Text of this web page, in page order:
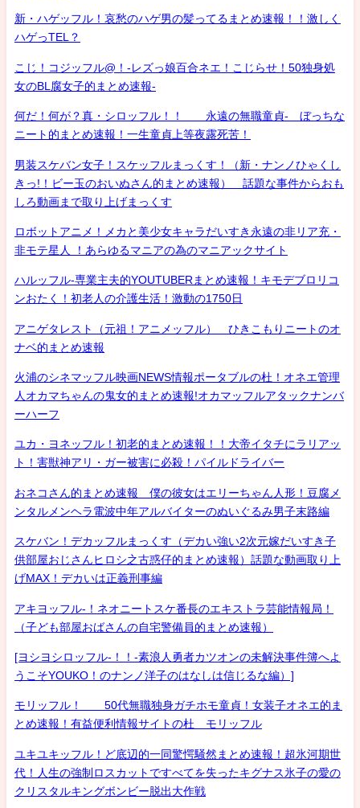
新・ハゲッフル！哀愁のハゲ男の髪ってるまとめ速報！！激しく
ハゲっTEL？
こじ！コジッフル@！-レズっ娘百合ネエ！こじらせ！50独身処
女のBL腐女子的まとめ速報-
何だ！何が？真・シロッフル！！ 永遠の無職童貞- ぼっちな
ニート的まとめ速報！一生童貞上等夜露死苦！
男装スケバン女子！スケッフルまっくす！（新・ナンノひゃくし
きっ!！ビー玉のおいぬさん的まとめ速報） 話題な事件からおも
しろ動画まで取り上げまっくす
ロボットアニメ！メカと美少女キャラだいすき永遠の非リア充・
非モテ星人 ！あらゆるマニアの為のマニアックサイト
ハルッフル-専業主夫的YOUTUBERまとめ速報！キモデブロリコ
ンおたく！初老人の介護生活！激動の1750日
アニゲタレスト（元祖！アニメッフル） ひきこもりニートのオ
ナベ的まとめ速報
火浦のシネマッフル映画NEWS情報ポータブルの杜！オネエ管理
人オカマちゃんの鬼女的まとめ速報!オカマッフルアタックナンバ
ーハーフ
ユカ・ヨネッフル！初老的まとめ速報！！大帝イタチにラリアッ
ト！害獣神アリ・ガー被害に必殺！パイルドライバー
おネコさん的まとめ速報 僕の彼女はエリーちゃん人形！豆腐メ
ンタルメンヘラ電波中年アルバイターのぬいぐるみ男子末路編
スケバン！デカッフルまっくす（デカい強い2次元嫁だいすき子
供部屋おじさんヒロシ之古惑仔的まとめ速報）話題な動画取り上
げMAX！デカいは正義刑事編
アキヨッフル-！ネオニートスケ番長のエキストラ芸能情報局！
（子ども部屋おばさんの自宅警備員的まとめ速報）
[ヨシヨシロッフル-！！-素浪人勇者カツオンの未解決事件簿へよ
うこそYOUKO！のナンノ洋子のはなしは信じるな編）]
モリッフル！ 50代無職独身ガチホモ童貞！女装子オネエ的ま
とめ速報！有益便利情報サイトの杜 モリッフル
ユキユキッフル！ど底辺的一同驚愕騒然まとめ速報！超氷河期世
代！人生の強制ロスカットですべてを失ったキグナス氷子の愛の
クリスタルキングボンビー脱出大作戦